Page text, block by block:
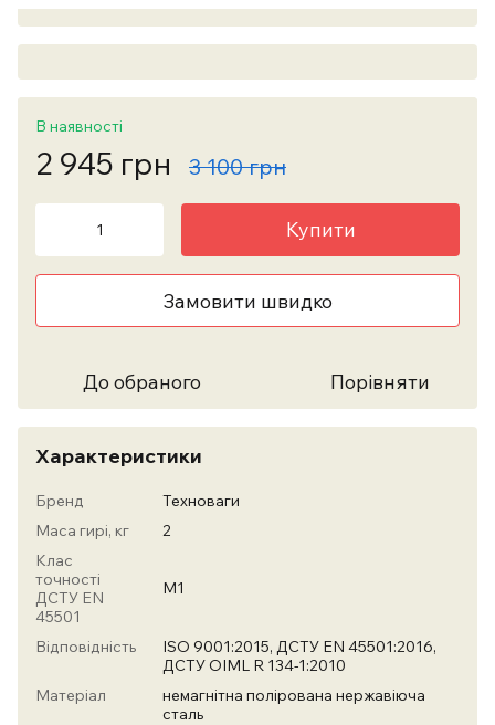
В наявності
2 945 грн 3 100 грн
Купити
Замовити швидко
До обраного Порівняти
Характеристики
Бренд
Техноваги
Маса гирі, кг
2
Клас
точності
ДСТУ EN
45501
М1
Відповідність
ISO 9001:2015, ДСТУ EN 45501:2016,
ДСТУ OIML R 134-1:2010
Матеріал
немагнітна полірована нержавіюча
сталь